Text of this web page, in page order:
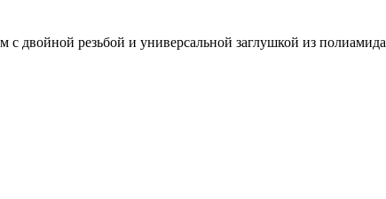
двойной резьбой и универсальной заглушкой из